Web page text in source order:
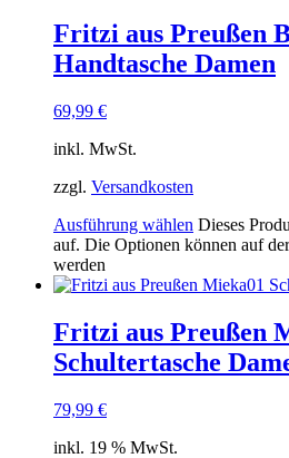
Fritzi aus Preußen
Handtasche Damen
69,99 €
inkl. MwSt.
zzgl. Versandkosten
Ausführung wählen Dieses
auf. Die Optionen können auf
werden
Fritzi aus Preußen
Schultertasche
79,99 €
inkl. 19 % MwSt.